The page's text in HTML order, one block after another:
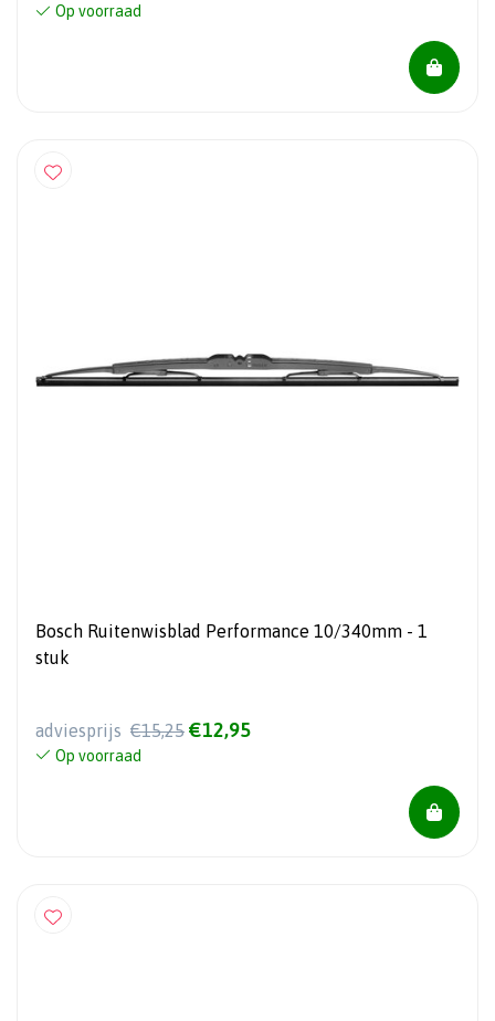
Op voorraad
Bosch Ruitenwisblad Performance 10/340mm - 1
stuk
adviesprijs €15,25 €12,95
Op voorraad